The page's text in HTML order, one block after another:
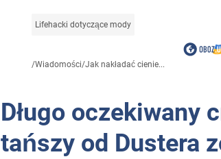
Lifehacki dotyczące mody
/Wiadomości/Jak nakładać cienie...
Długo oczekiwany
tańszy od Dustera